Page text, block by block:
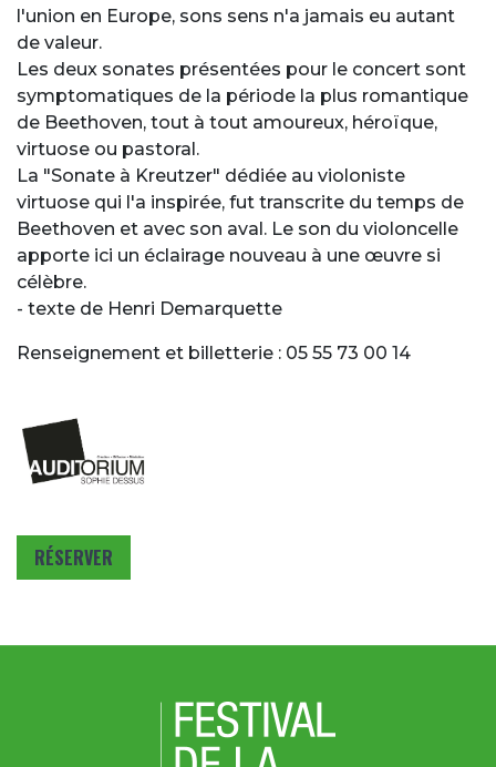
l'union en Europe, sons sens n'a jamais eu autant
de valeur.
Les deux sonates présentées pour le concert sont
symptomatiques de la période la plus romantique
de Beethoven, tout à tout amoureux, héroïque,
virtuose ou pastoral.
La "Sonate à Kreutzer" dédiée au violoniste
virtuose qui l'a inspirée, fut transcrite du temps de
Beethoven et avec son aval. Le son du violoncelle
apporte ici un éclairage nouveau à une œuvre si
célèbre.
- texte de Henri Demarquette
Renseignement et billetterie : 05 55 73 00 14
RÉSERVER